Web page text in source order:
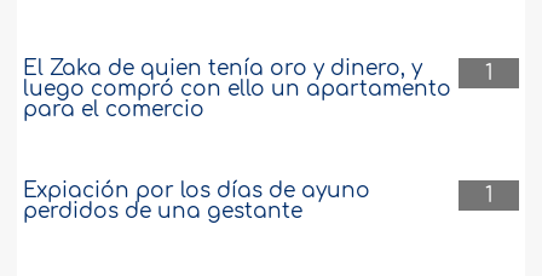
1
El Zaka de quien tenía oro y dinero, y
luego compró con ello un apartamento
para el comercio
1
Expiación por los días de ayuno
perdidos de una gestante